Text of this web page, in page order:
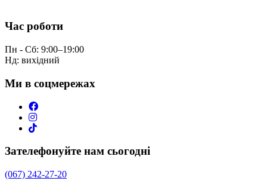
Час роботи
Пн - Сб: 9:00–19:00
Нд: вихідний
Ми в соцмережах
Зателефонуйте нам сьогодні
(067) 242-27-20